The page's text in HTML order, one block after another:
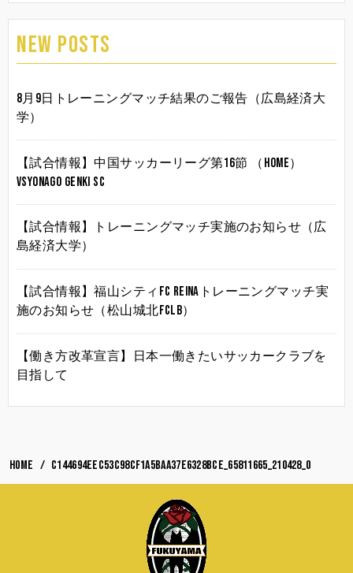
NEW POSTS
8月9日トレーニングマッチ結果のご報告（広島経済大
学）
【試合情報】中国サッカーリーグ第16節 （HOME）
vsYonago Genki SC
【試合情報】トレーニングマッチ実施のお知らせ（広
島経済大学）
【試合情報】福山シティFC Reinaトレーニングマッチ実
施のお知らせ（松山城北FCLB）
【働き方改革宣言】日本一働きたいサッカークラブを
目指して
HOME c144694eec53c98cf1a5baa37e6328bce_65811665_210428_0